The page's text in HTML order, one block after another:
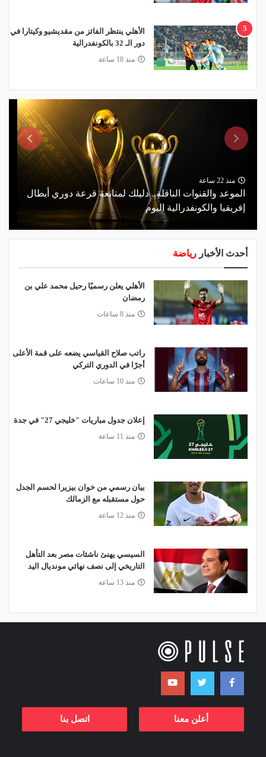
5
الأهلي ينتظر الفائز من مقديشيو وكيتارا في
دور الـ 32 بالكونفدرالية
منذ 18 ساعة
منذ 22 ساعة
الموعد والقنوات الناقلة.. دليلك لمتابعة قرعة دوري أبطال
إفريقيا والكونفدرالية اليوم
أحدث الأخبار رياضة
الأهلي يعلن رسميًا رحيل محمد علي بن
رمضان
منذ 8 ساعات
راتب صلاح القياسي يضعه على قمة الأعلى
أجرًا في الدوري التركي
منذ 10 ساعات
إعلان جدول مباريات "خليجي 27" في جدة
منذ 11 ساعة
بيان رسمي من خوان بيزيرا لحسم الجدل
حول مستقبله مع الزمالك
منذ 12 ساعة
السيسي يهنئ ناشئات مصر بعد التأهل
التاريخي إلى نصف نهائي مونديال اليد
منذ 13 ساعة
أعلن معنا اتصل بنا